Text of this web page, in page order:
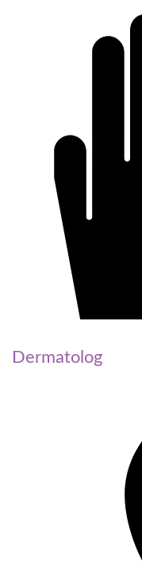
Dermatolog